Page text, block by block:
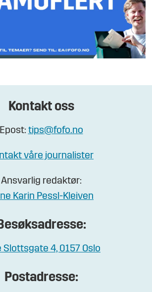
Kontakt oss
Epost: tips@fofo.no
våre journalister
Ansvarlig redaktør:
Karin Pessl-Kleiven
Slottsgate 4, 0157 Oslo
Postadresse: